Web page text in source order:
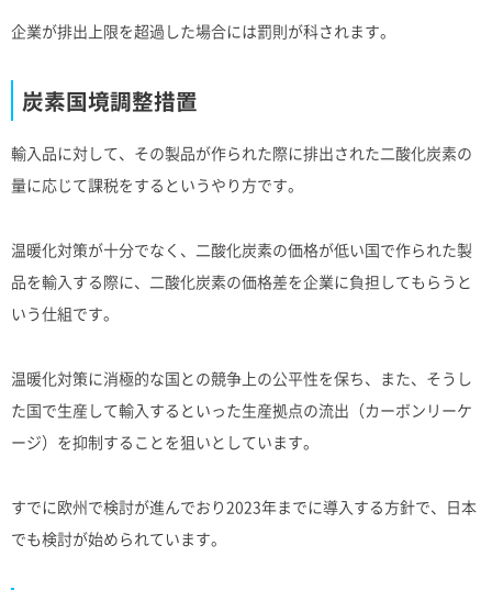
企業が排出上限を超過した場合には罰則が科されます。
炭素国境調整措置
輸入品に対して、その製品が作られた際に排出された二酸化炭素の
量に応じて課税をするというやり方です。
温暖化対策が十分でなく、二酸化炭素の価格が低い国で作られた製
品を輸入する際に、二酸化炭素の価格差を企業に負担してもらうと
いう仕組です。
温暖化対策に消極的な国との競争上の公平性を保ち、また、そうし
た国で生産して輸入するといった生産拠点の流出（カーボンリーケ
ージ）を抑制することを狙いとしています。
すでに欧州で検討が進んでおり2023年までに導入する方針で、日本
でも検討が始められています。